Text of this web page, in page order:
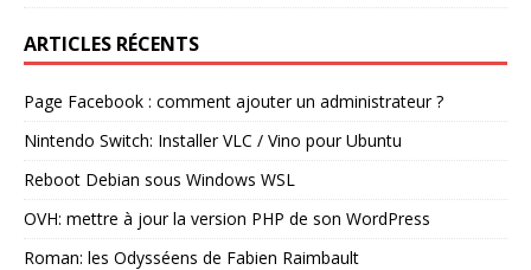
ARTICLES RÉCENTS
Page Facebook : comment ajouter un administrateur ?
Nintendo Switch: Installer VLC / Vino pour Ubuntu
Reboot Debian sous Windows WSL
OVH: mettre à jour la version PHP de son WordPress
Roman: les Odysséens de Fabien Raimbault